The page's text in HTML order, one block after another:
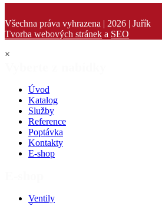
Všechna práva vyhrazena | 2026 | Juřík
Tvorba webových stránek a SEO
×
Úvod
Katalog
Služby
Reference
Poptávka
Kontakty
E-shop
Ventily